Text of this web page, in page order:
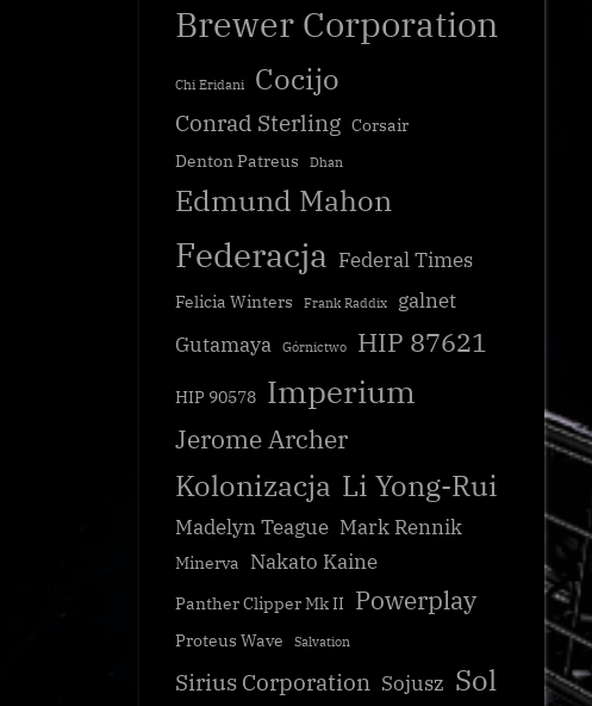
Morderstwo kandydatki na prezydenta
Galnet
Brewer Corporation
Chi Eridani Cocijo
Conrad Sterling Corsair
Denton Patreus
Dhan
Edmund Mahon
Federacja Federal Times
Felicia Winters Frank Raddix
galnet
Gutamaya
Górnictwo HIP 87621
HIP 90578 Imperium
Jerome Archer
Kolonizacja Li Yong-Rui
Madelyn Teague Mark Rennik
Minerva Nakato Kaine
Panther Clipper Mk II Powerplay
Proteus Wave Salvation
Sirius Corporation Sojusz Sol